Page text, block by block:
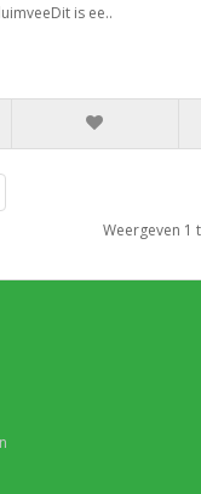
is ee..
Weergeven 1